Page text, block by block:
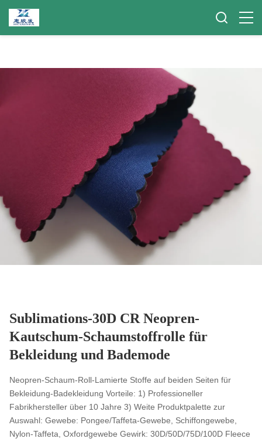
Sublimations-30D CR Neopren-
Kautschum-Schaumstoffrolle für
Bekleidung und Bademode
Neopren-Schaum-Roll-Lamierte Stoffe auf beiden Seiten für
Bekleidung-Badekleidung Vorteile: 1) Professioneller
Fabrikhersteller über 10 Jahre 3) Weite Produktpalette zur
Auswahl: Gewebe: Pongee/Taffeta-Gewebe, Schiffongewebe,
Nylon-Taffeta, Oxfordgewebe Gewirk: 30D/50D/75D/100D Fleece